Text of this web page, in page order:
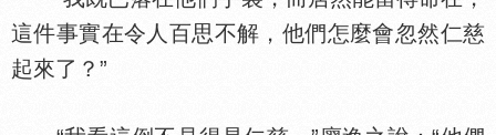
這件事實在令人百思不解，他們怎麼會忽然仁慈
起來了？”